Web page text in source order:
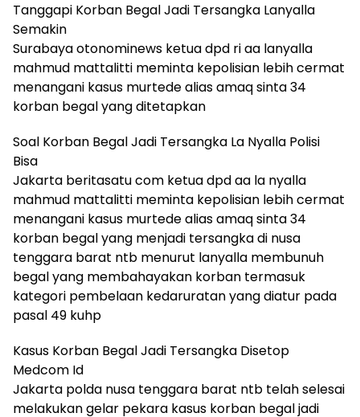
Tanggapi Korban Begal Jadi Tersangka Lanyalla
Semakin
Surabaya otonominews ketua dpd ri aa lanyalla
mahmud mattalitti meminta kepolisian lebih cermat
menangani kasus murtede alias amaq sinta 34
korban begal yang ditetapkan
Soal Korban Begal Jadi Tersangka La Nyalla Polisi
Bisa
Jakarta beritasatu com ketua dpd aa la nyalla
mahmud mattalitti meminta kepolisian lebih cermat
menangani kasus murtede alias amaq sinta 34
korban begal yang menjadi tersangka di nusa
tenggara barat ntb menurut lanyalla membunuh
begal yang membahayakan korban termasuk
kategori pembelaan kedaruratan yang diatur pada
pasal 49 kuhp
Kasus Korban Begal Jadi Tersangka Disetop
Medcom Id
Jakarta polda nusa tenggara barat ntb telah selesai
melakukan gelar pekara kasus korban begal jadi